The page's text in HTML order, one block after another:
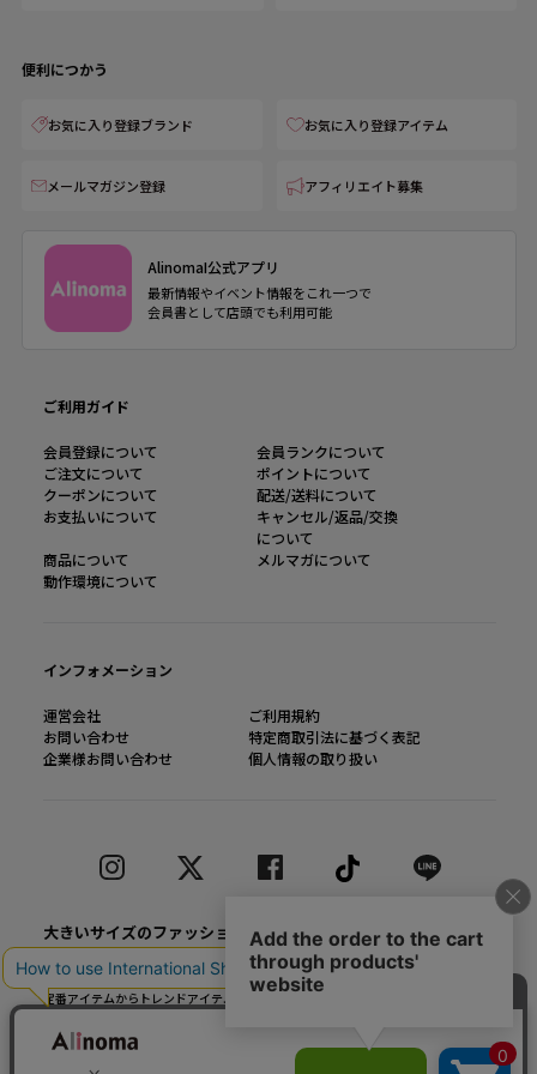
便利につかう
お気に入り登録ブランド お気に入り登録アイテム
メールマガジン登録 アフィリエイト募集
AlinomaI公式アプリ
最新情報やイベント情報をこれ一つで
会員書として店頭でも利用可能
ご利用ガイド
会員登録について
会員ランクについて
ご注文について
ポイントについて
クーポンについて
配送/送料について
お支払いについて
キャンセル/返品/交換
について
商品について
メルマガについて
動作環境について
インフォメーション
運営会社
ご利用規約
お問い合わせ
特定商取引法に基づく表記
企業様お問い合わせ
個人情報の取り扱い
大きいサイズのファッション通販【Alinoma】
「Alinoma（アリノマ）は人気ブランドの大きいサイズアイテムを豊富に取りそろ
えるファッション通販サイトです。
定番アイテムからトレンドアイテムまで、様々なカテゴリから大きいサイズ（L～